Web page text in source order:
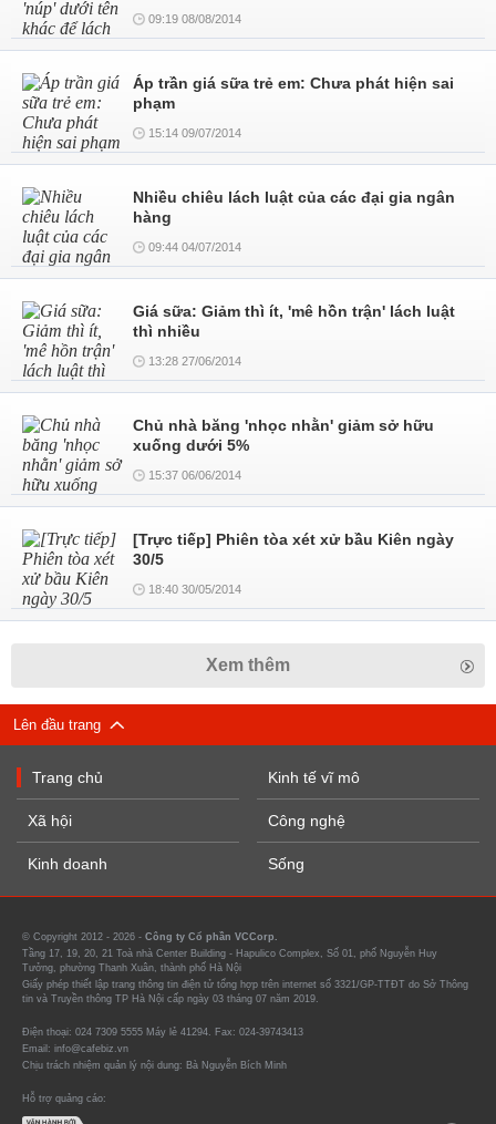
09:19 08/08/2014
Áp trần giá sữa trẻ em: Chưa phát hiện sai
phạm
15:14 09/07/2014
Nhiều chiêu lách luật của các đại gia ngân
hàng
09:44 04/07/2014
Giá sữa: Giảm thì ít, 'mê hồn trận' lách luật
thì nhiều
13:28 27/06/2014
Chủ nhà băng 'nhọc nhằn' giảm sở hữu
xuống dưới 5%
15:37 06/06/2014
[Trực tiếp] Phiên tòa xét xử bầu Kiên ngày
30/5
18:40 30/05/2014
Xem thêm
Lên đầu trang
Trang chủ
Xã hội
Kinh doanh
Kinh tế vĩ mô
Công nghệ
Sống
© Copyright 2012 - 2026 - Công ty Cổ phần VCCorp.
Tầng 17, 19, 20, 21 Toà nhà Center Building - Hapulico Complex, Số 01, phố Nguyễn Huy
Tưởng, phường Thanh Xuân, thành phố Hà Nội
Giấy phép thiết lập trang thông tin điện tử tổng hợp trên internet số 3321/GP-TTĐT do Sở Thông
tin và Truyền thông TP Hà Nội cấp ngày 03 tháng 07 năm 2019.
Điện thoại: 024 7309 5555 Máy lẻ 41294. Fax: 024-39743413
Email: info@cafebiz.vn
Chịu trách nhiệm quản lý nội dung: Bà Nguyễn Bích Minh
Hỗ trợ quảng cáo: